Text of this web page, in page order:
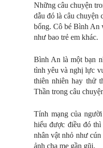
Những câu chuyện
dẫu đó là câu chuyện
bổng. Cô bé Bình An
như bao trẻ em khác.
Bình An là một bạn
tình yêu và nghị lực
thiên nhiên hay thử
Thần trong câu
Tính mạng của
hiểu được điều đó
nhân vật nhỏ như
ảnh cha mẹ gần gũi.